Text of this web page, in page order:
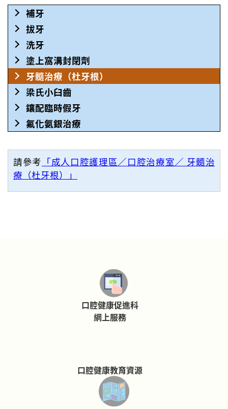
補牙
拔牙
洗牙
塗上窩溝封閉劑
牙髓治療（杜牙根）
梁氏小臼齒
鑲配臨時假牙
氟化氨銀治療
請參考 「成人口腔護理區／口腔治療室／ 牙髓治
療（杜牙根）」
口腔健康促進科
網上服務
口腔健康教育資源